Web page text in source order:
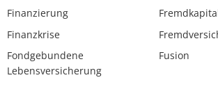
Finanzierung
Finanzkrise
Fondgebundene
Lebensversicherung
Fusion